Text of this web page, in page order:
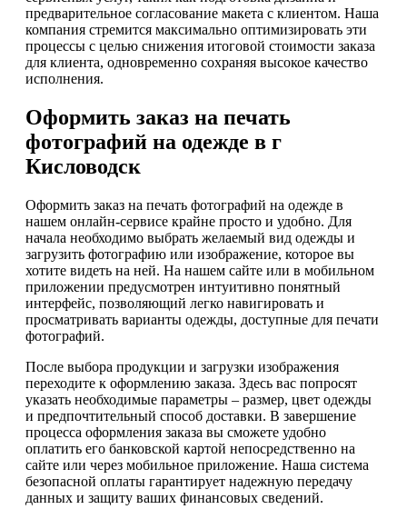
предварительное согласование макета с клиентом. Наша
компания стремится максимально оптимизировать эти
процессы с целью снижения итоговой стоимости заказа
для клиента, одновременно сохраняя высокое качество
исполнения.
Оформить заказ на печать
фотографий на одежде в г
Кисловодск
Оформить заказ на печать фотографий на одежде в
нашем онлайн-сервисе крайне просто и удобно. Для
начала необходимо выбрать желаемый вид одежды и
загрузить фотографию или изображение, которое вы
хотите видеть на ней. На нашем сайте или в мобильном
приложении предусмотрен интуитивно понятный
интерфейс, позволяющий легко навигировать и
просматривать варианты одежды, доступные для печати
фотографий.
После выбора продукции и загрузки изображения
переходите к оформлению заказа. Здесь вас попросят
указать необходимые параметры – размер, цвет одежды
и предпочтительный способ доставки. В завершение
процесса оформления заказа вы сможете удобно
оплатить его банковской картой непосредственно на
сайте или через мобильное приложение. Наша система
безопасной оплаты гарантирует надежную передачу
данных и защиту ваших финансовых сведений.